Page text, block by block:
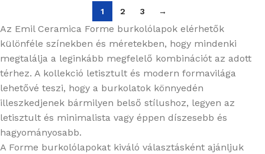
1 2 3 →
Az Emil Ceramica Forme burkolólapok elérhetők
különféle színekben és méretekben, hogy mindenki
megtalálja a leginkább megfelelő kombinációt az adott
térhez. A kollekció letisztult és modern formavilága
lehetővé teszi, hogy a burkolatok könnyedén
illeszkedjenek bármilyen belső stílushoz, legyen az
letisztult és minimalista vagy éppen díszesebb és
hagyományosabb.
A Forme burkolólapokat kiváló választásként ajánljuk